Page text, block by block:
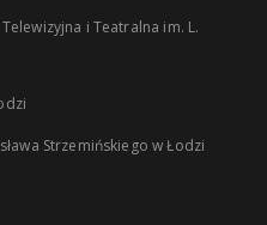
i Teatralna im. L.
Strzemińskiego w Łodzi